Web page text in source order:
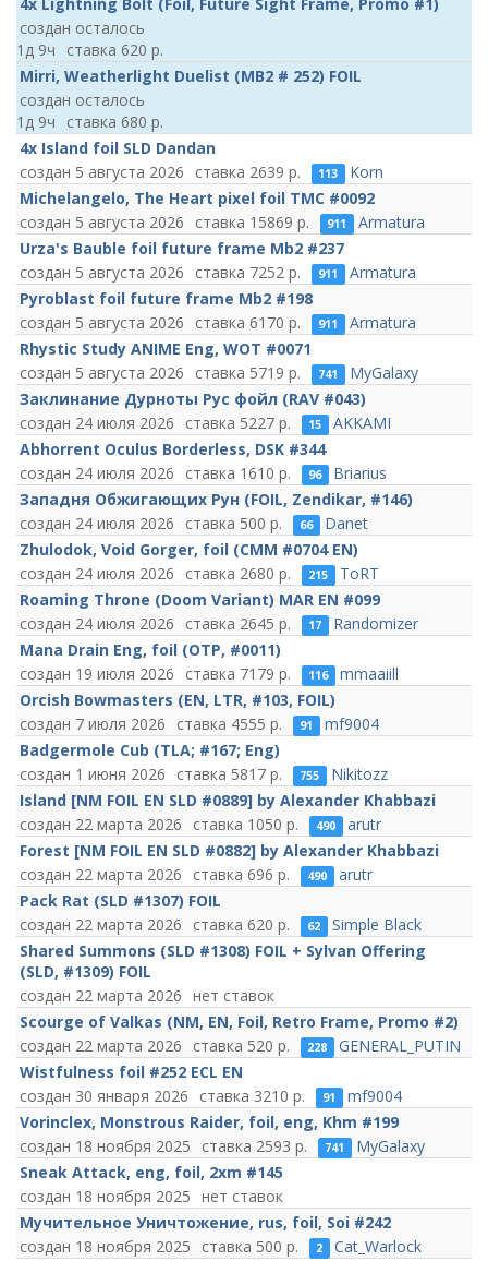
осталось
1д 9ч
620
Mirri, Weatherlight Duelist (MB2 # 252) FOIL
осталось
1д 9ч
680
4x Island foil SLD Dandan
5 августа 2026
2639 113
Korn
Michelangelo, The Heart pixel foil TMC #0092
5 августа 2026
15869 911
Armatura
Urza's Bauble foil future frame Mb2 #237
5 августа 2026
7252 911
Armatura
Pyroblast foil future frame Mb2 #198
5 августа 2026
6170 911
Armatura
Rhystic Study ANIME Eng, WOT #0071
5 августа 2026
5719 741
MyGalaxy
Заклинание Дурноты Рус фойл (RAV #043)
24 июля 2026
5227 15
AKKAMI
Abhorrent Oculus Borderless, DSK #344
24 июля 2026
1610 96
Briarius
Западня Обжигающих Рун (FOIL, Zendikar, #146)
24 июля 2026
500 66
Danet
Zhulodok, Void Gorger, foil (CMM #0704 EN)
24 июля 2026
2680 215
ToRT
Roaming Throne (Doom Variant) MAR EN #099
24 июля 2026
2645 17
Randomizer
Mana Drain Eng, foil (OTP, #0011)
19 июля 2026
7179 116
mmaaiill
Orcish Bowmasters (EN, LTR, #103, FOIL)
7 июля 2026
4555 91
mf9004
Badgermole Cub (TLA; #167; Eng)
1 июня 2026
5817 755
Nikitozz
Island [NM FOIL EN SLD #0889] by Alexander Khabbazi
22 марта 2026
1050 490
arutr
Forest [NM FOIL EN SLD #0882] by Alexander Khabbazi
22 марта 2026
696 490
arutr
Pack Rat (SLD #1307) FOIL
22 марта 2026
620 62
Simple Black
Shared Summons (SLD #1308) FOIL + Sylvan Offering
(SLD, #1309) FOIL
22 марта 2026 нет ставок
Scourge of Valkas (NM, EN, Foil, Retro Frame, Promo #2)
22 марта 2026
520 228
GENERAL_PUTIN
Wistfulness foil #252 ECL EN
30 января 2026
3210 91
mf9004
Vorinclex, Monstrous Raider, foil, eng, Khm #199
18 ноября 2025
2593 741
MyGalaxy
Sneak Attack, eng, foil, 2xm #145
18 ноября 2025 нет ставок
Мучительное Уничтожение, rus, foil, Soi #242
18 ноября 2025
500 2
Cat_Warlock